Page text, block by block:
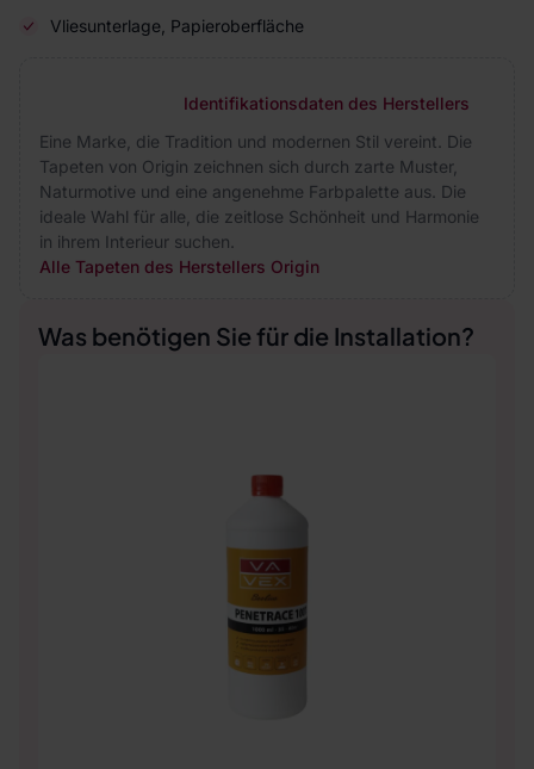
Vliesunterlage, Papieroberfläche
Identifikationsdaten des Herstellers
Eine Marke, die Tradition und modernen Stil vereint. Die
Tapeten von Origin zeichnen sich durch zarte Muster,
Naturmotive und eine angenehme Farbpalette aus. Die
ideale Wahl für alle, die zeitlose Schönheit und Harmonie
in ihrem Interieur suchen.
Alle Tapeten des Herstellers Origin
Was benötigen Sie für die Installation?